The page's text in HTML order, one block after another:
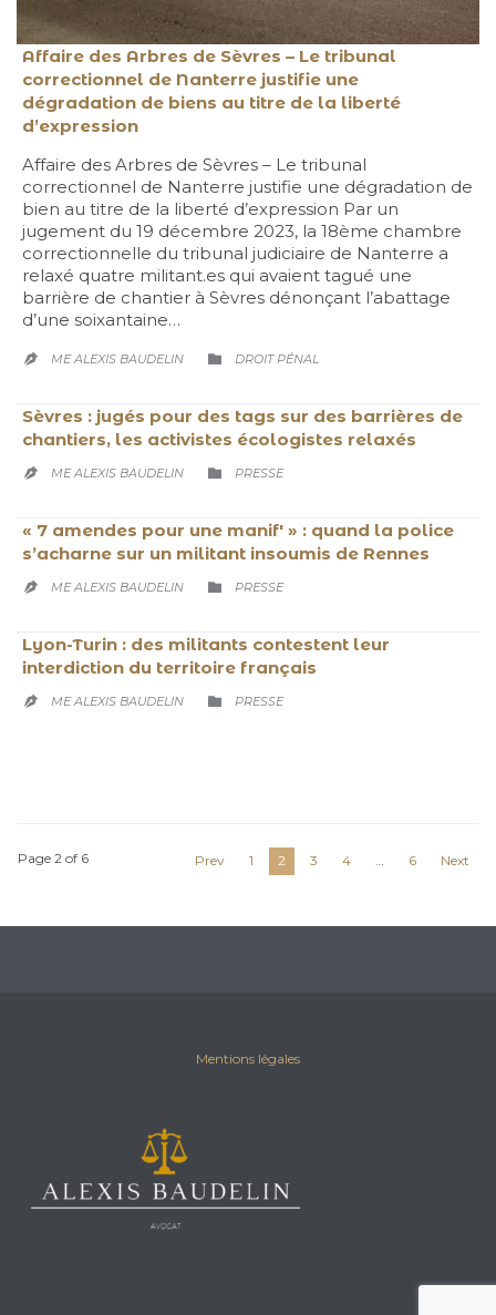
Affaire des Arbres de Sèvres – Le tribunal
correctionnel de Nanterre justifie une
dégradation de biens au titre de la liberté
d’expression
Affaire des Arbres de Sèvres – Le tribunal
correctionnel de Nanterre justifie une dégradation de
bien au titre de la liberté d’expression Par un
jugement du 19 décembre 2023, la 18ème chambre
correctionnelle du tribunal judiciaire de Nanterre a
relaxé quatre militant.es qui avaient tagué une
barrière de chantier à Sèvres dénonçant l’abattage
d’une soixantaine…
 ME ALEXIS BAUDELIN  CATEGORY
DROIT PÉNAL
Sèvres : jugés pour des tags sur des barrières de
chantiers, les activistes écologistes relaxés
 ME ALEXIS BAUDELIN  CATEGORY
PRESSE
« 7 amendes pour une manif' » : quand la police
s’acharne sur un militant insoumis de Rennes
 ME ALEXIS BAUDELIN  CATEGORY
PRESSE
Lyon-Turin : des militants contestent leur
interdiction du territoire français
 ME ALEXIS BAUDELIN  CATEGORY
PRESSE
Page 2 of 6 Prev 1 2 3 4 … 6 Next
Mentions légales